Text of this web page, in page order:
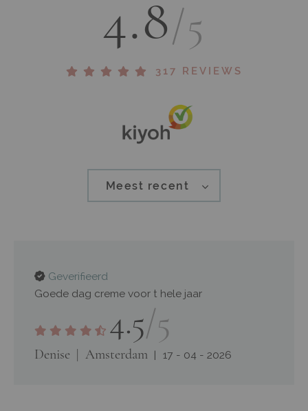
4.8/5
317 REVIEWS
Meest recent
Geverifieerd
Goede dag creme voor t hele jaar
4.5/5
Denise Amsterdam 17 - 04 - 2026